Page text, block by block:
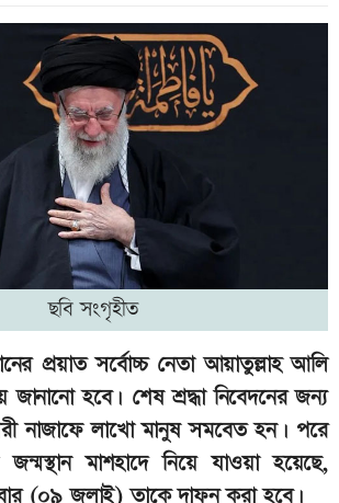
ছবি সংগৃহীত
প্রয়াত সর্বোচ্চ নেতা আয়াতুল্লাহ আলি
জানানো হবে। শেষ শ্রদ্ধা নিবেদনের জন্য
নাজাফে লাখো মানুষ সমবেত হন। পরে
মাশহাদে নিয়ে যাওয়া হয়েছে,
(০৯ জুলাই) তাকে দাফন করা হবে।